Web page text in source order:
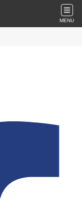
MENU